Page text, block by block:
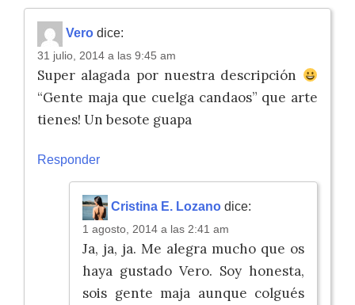
Vero dice:
31 julio, 2014 a las 9:45 am
Super alagada por nuestra descripción
“Gente maja que cuelga candaos” que arte
tienes! Un besote guapa
Responder
Cristina E. Lozano dice:
1 agosto, 2014 a las 2:41 am
Ja, ja, ja. Me alegra mucho que os
haya gustado Vero. Soy honesta,
sois gente maja aunque colgués